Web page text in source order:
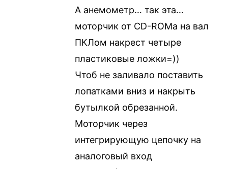
А анемометр… так эта…
моторчик от CD-ROMа на вал
ПКЛом накрест четыре
пластиковые ложки=))
Чтоб не заливало поставить
лопатками вниз и накрыть
бутылкой обрезанной.
Моторчик через
интегрирующую цепочку на
аналоговый вход